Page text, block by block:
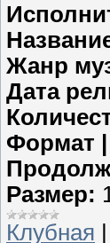
Жанр
Дата
Формат |
Размер:
Клубная |